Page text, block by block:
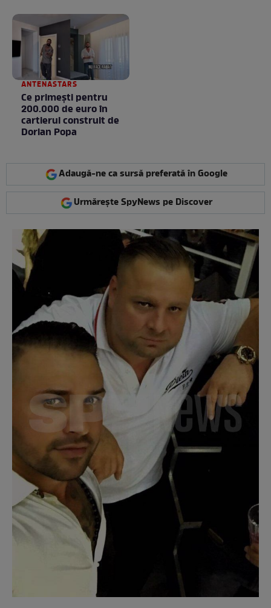
ANTENASTARS
Ce primești pentru
200.000 de euro în
cartierul construit de
Dorian Popa
Adaugă-ne ca sursă preferată în Google
Urmărește SpyNews pe Discover